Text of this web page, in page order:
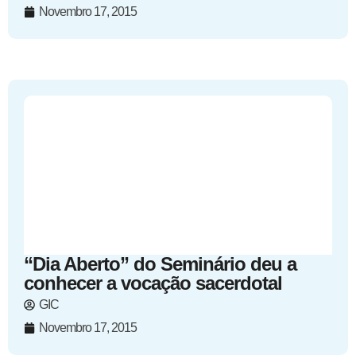
Novembro 17, 2015
“Dia Aberto” do Seminário deu a
conhecer a vocação sacerdotal
GIC
Novembro 17, 2015